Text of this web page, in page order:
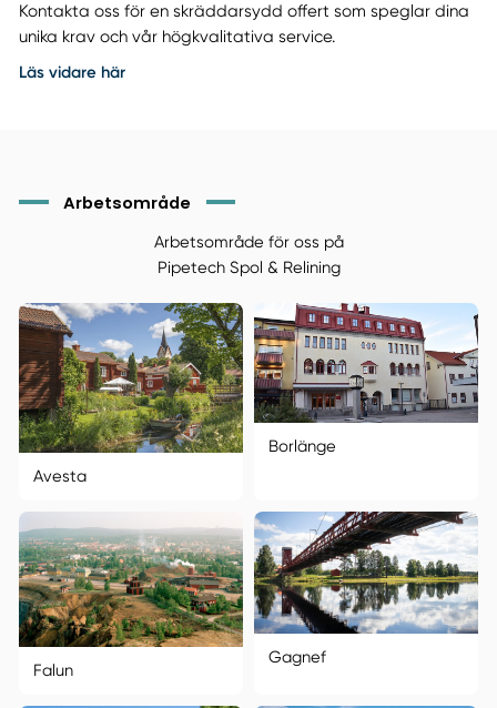
Kontakta oss för en skräddarsydd offert som speglar dina
unika krav och vår högkvalitativa service.
Läs vidare här
Arbetsområde
Arbetsområde för oss på
Pipetech Spol & Relining
Avesta
Borlänge
Falun
Gagnef